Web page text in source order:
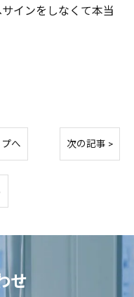
インをしなくて本当
へ 次の記事 >
せ